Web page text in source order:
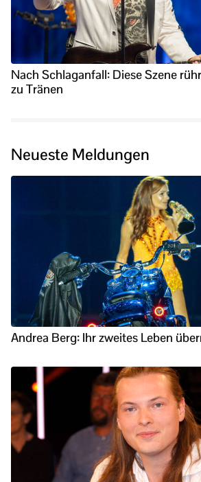
Nach Schlaganfall: Diese Szene
zu Tränen
Neueste Meldungen
Andrea Berg: Ihr zweites Leben